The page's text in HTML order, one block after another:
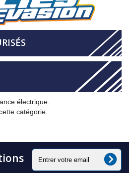
électrique.
catégorie.